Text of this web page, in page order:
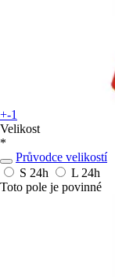
+-1
Velikost
*
Průvodce velikostí
S 24h L 24h
Toto pole je povinné